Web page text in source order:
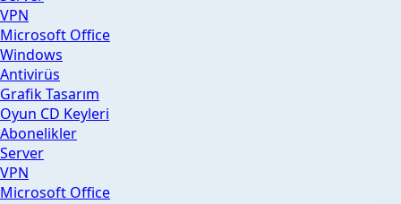
VPN
Microsoft Office
Windows
Antivirüs
Grafik Tasarım
Oyun CD Keyleri
Abonelikler
Server
VPN
Microsoft Office